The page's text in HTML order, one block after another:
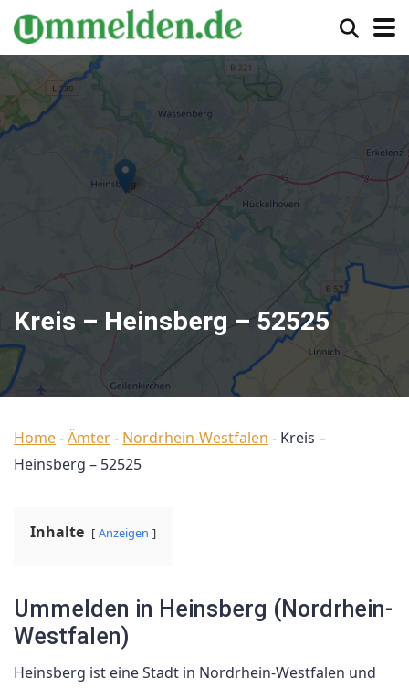
Kreis – Heinsberg – 52525
Home-Ämter- Nordrhein-Westfalen - Kreis –
Heinsberg – 52525
Inhalte Anzeigen
Ummelden in Heinsberg (Nordrhein-
Westfalen)
Heinsberg ist eine Stadt in Nordrhein-Westfalen und